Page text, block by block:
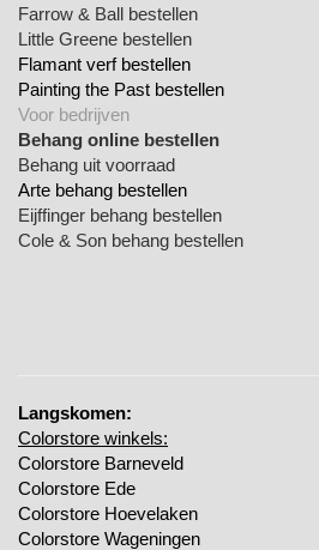
Farrow & Ball bestellen
Little Greene bestellen
Flamant verf bestellen
Painting the Past bestellen
Voor bedrijven
Behang online bestellen
Behang uit voorraad
Arte behang bestellen
Eijffinger behang bestellen
Cole & Son behang bestellen
Langskomen:
Colorstore winkels:
Colorstore Barneveld
Colorstore Ede
Colorstore Hoevelaken
Colorstore Wageningen